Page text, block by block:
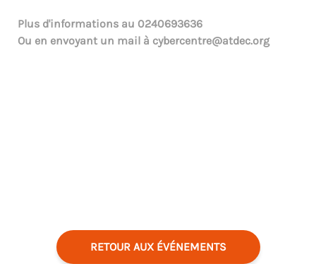
Plus d'informations au 0240693636
Ou en envoyant un mail à cybercentre@atdec.org
RETOUR AUX ÉVÉNEMENTS